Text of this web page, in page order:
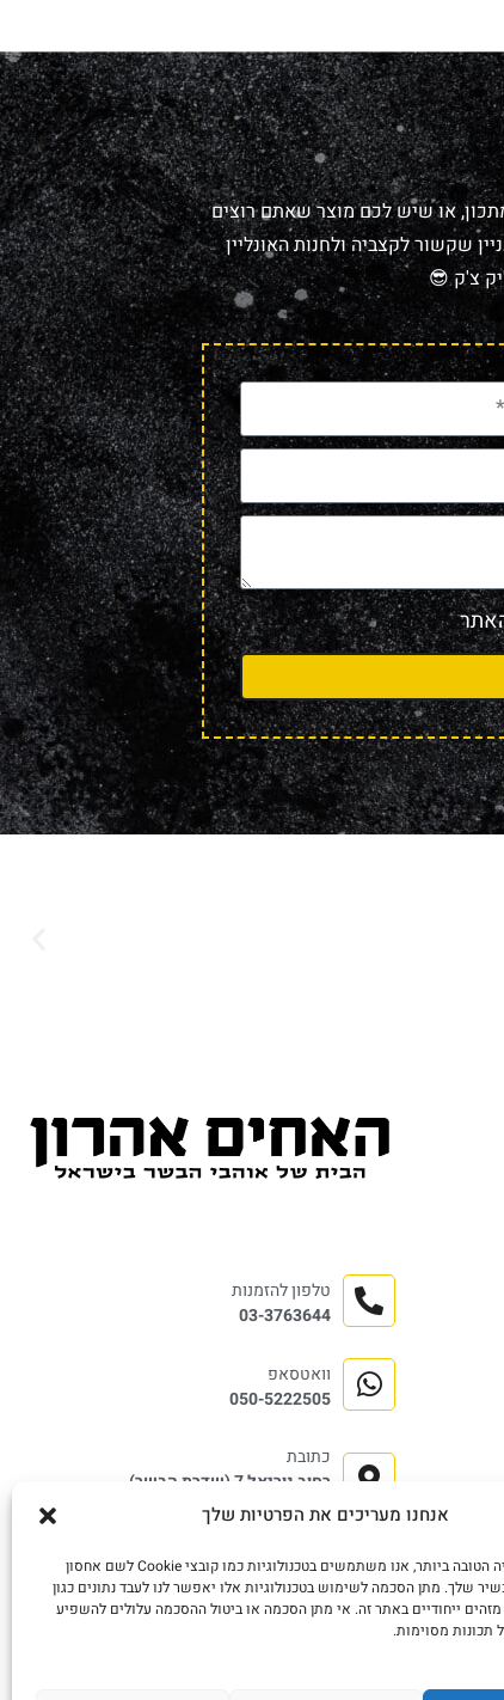
אנחנו מעריכים את הפרטיות שלך
כדי לספק את החוויה הטובה ביותר, אנו משתמשים בטכנולוגיות כמו קובצי Cookie לשם אחסון
שלך. מתן הסכמה לשימוש בטכנולוגיות אלו יאפשר לנו לעבד נתונים כגון
ייחודיים באתר זה. אי מתן הסכמה או ביטול ההסכמה עלולים להשפיע
תכונות מסוימות.
או שיש לכם מוצר שאתם רוצים
שקשור לקצביה ולחנות האונליין
צ'ק 😎
טלפון להזמנות
03-3763644
וואטסאפ
050-5222505
כתובת
רחוב נוריאל 7 (שדרת הבשר)
שוק התקווה, תל אביב.